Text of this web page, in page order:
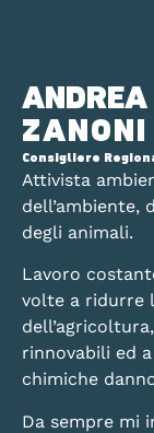
ANDREA
ZANONI
Consigliere
Attivista
dell’ambiente,
degli animali.
Lavoro
volte a ridurre
rinnovabili ed
chimiche
Da sempre mi